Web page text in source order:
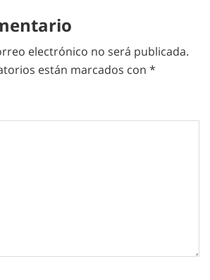
electrónico no será publicada.
están marcados con *